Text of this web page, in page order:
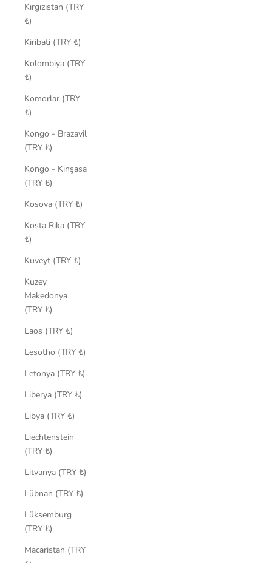
Kırgızistan (TRY
₺)
Kiribati (TRY ₺)
Kolombiya (TRY
₺)
Komorlar (TRY
₺)
Kongo - Brazavil
(TRY ₺)
Kongo - Kinşasa
(TRY ₺)
Kosova (TRY ₺)
Kosta Rika (TRY
₺)
Kuveyt (TRY ₺)
Kuzey
Makedonya
(TRY ₺)
Laos (TRY ₺)
Lesotho (TRY ₺)
Letonya (TRY ₺)
Liberya (TRY ₺)
Libya (TRY ₺)
Liechtenstein
(TRY ₺)
Litvanya (TRY ₺)
Lübnan (TRY ₺)
Lüksemburg
(TRY ₺)
Macaristan (TRY